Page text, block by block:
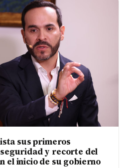
sus primeros
y recorte del
el inicio de su gobierno